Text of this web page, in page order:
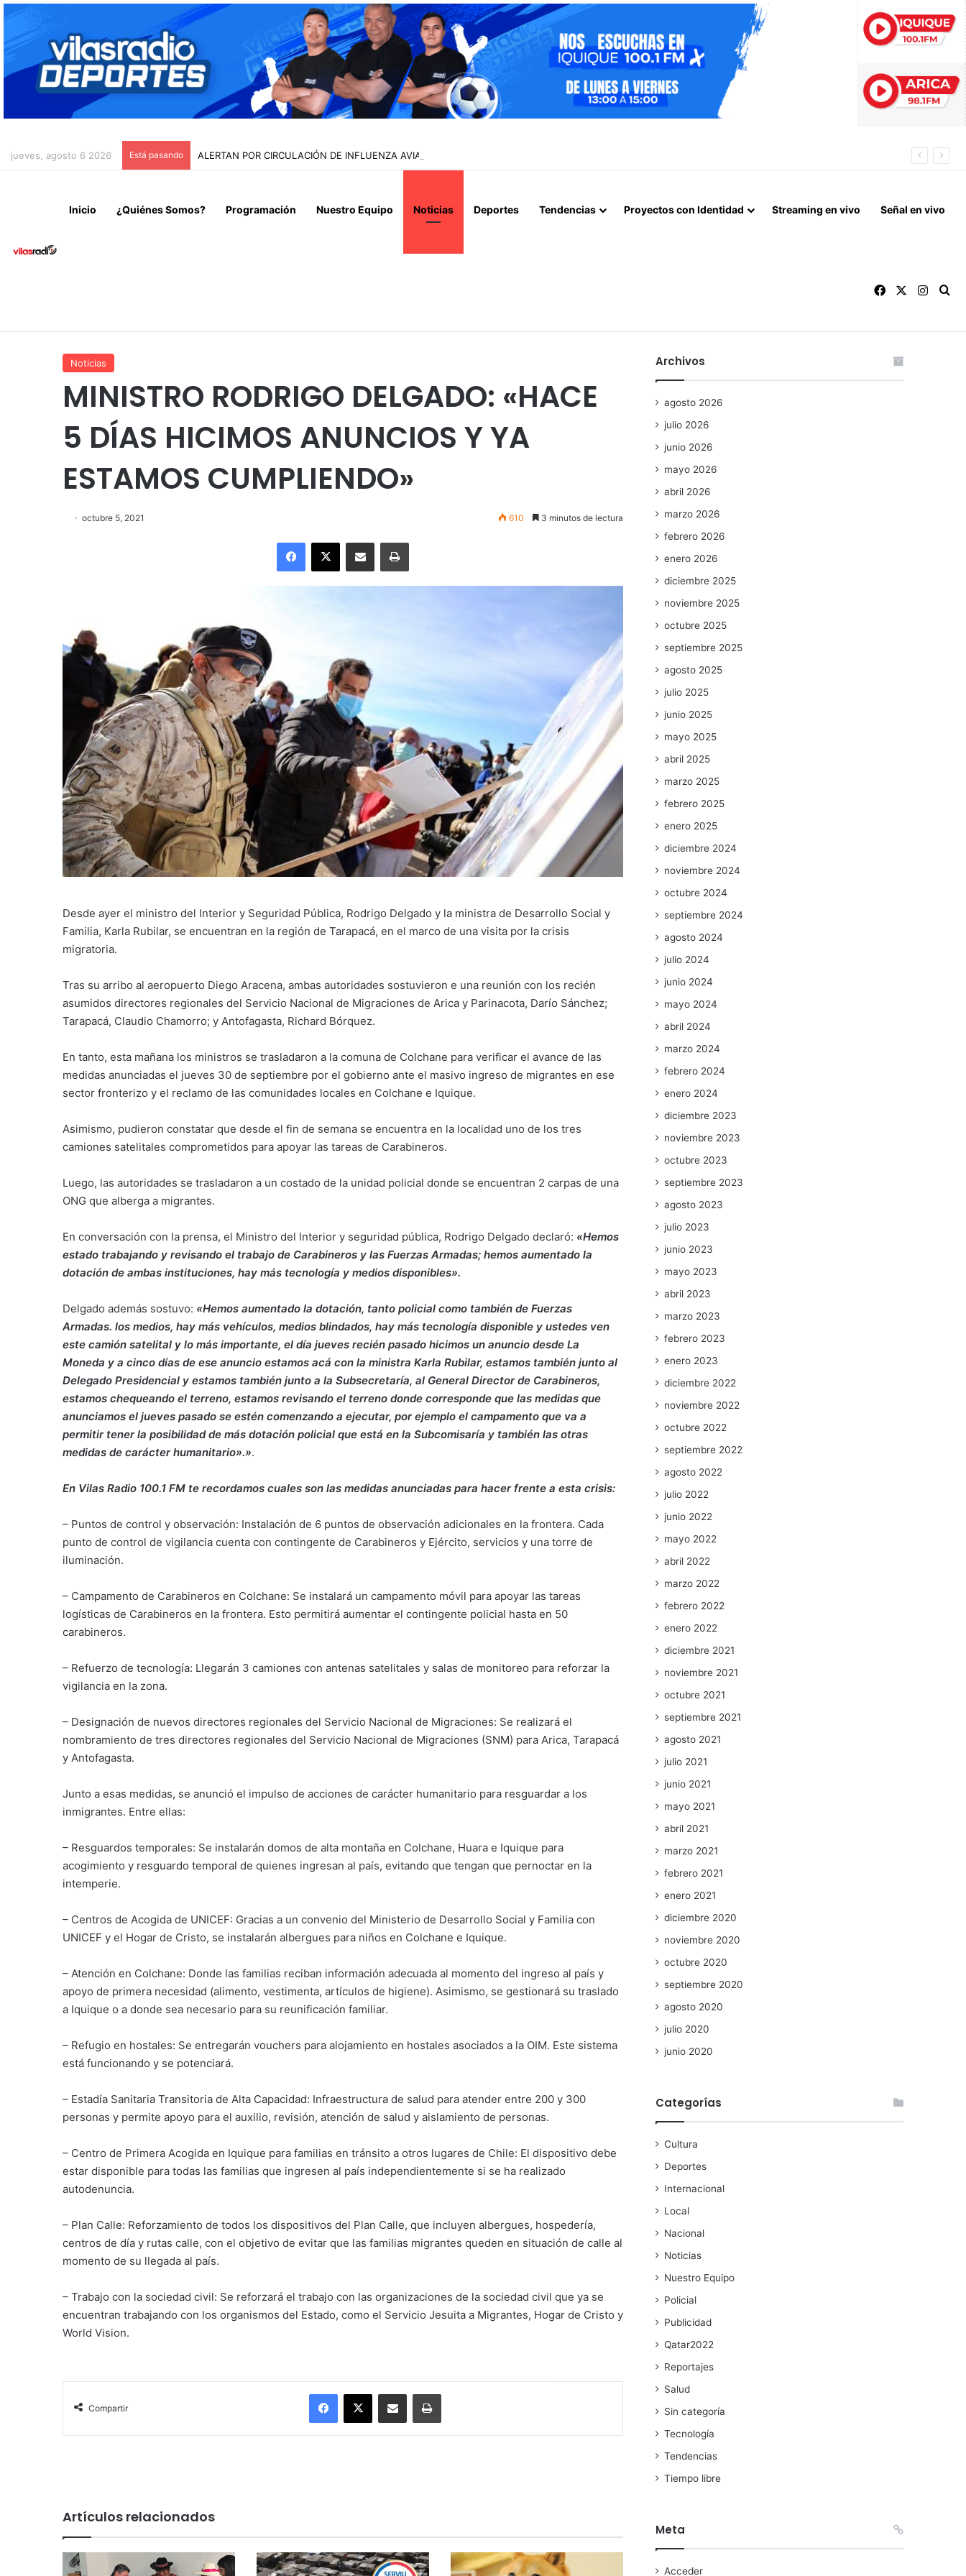
jueves, agosto 6 2026 Está pasando ALERTAN POR CIRCULACIÓN DE INFLUENZA AVIAR TRAS NUEVO HALLAZGO EN IQUIQUE
Inicio ¿Quiénes Somos? Programación Nuestro Equipo Noticias Deportes Tendencias Proyectos con Identidad Streaming en vivo Señal en vivo
Facebook
Noticias
MINISTRO RODRIGO DELGADO: «HACE
5 DÍAS HICIMOS ANUNCIOS Y YA
ESTAMOS CUMPLIENDO»
octubre 5, 2021 610 3 minutos de lectura
Facebook
X Enviar vía email Imprimir
Desde ayer el ministro del Interior y Seguridad Pública, Rodrigo Delgado y la ministra de Desarrollo Social y
Familia, Karla Rubilar, se encuentran en la región de Tarapacá, en el marco de una visita por la crisis
migratoria.
Tras su arribo al aeropuerto Diego Aracena, ambas autoridades sostuvieron e una reunión con los recién
asumidos directores regionales del Servicio Nacional de Migraciones de Arica y Parinacota, Darío Sánchez;
Tarapacá, Claudio Chamorro; y Antofagasta, Richard Bórquez.
En tanto, esta mañana los ministros se trasladaron a la comuna de Colchane para verificar el avance de las
medidas anunciadas el jueves 30 de septiembre por el gobierno ante el masivo ingreso de migrantes en ese
sector fronterizo y el reclamo de las comunidades locales en Colchane e Iquique.
Asimismo, pudieron constatar que desde el fin de semana se encuentra en la localidad uno de los tres
camiones satelitales comprometidos para apoyar las tareas de Carabineros.
Luego, las autoridades se trasladaron a un costado de la unidad policial donde se encuentran 2 carpas de una
ONG que alberga a migrantes.
En conversación con la prensa, el Ministro del Interior y seguridad pública, Rodrigo Delgado declaró: «Hemos
estado trabajando y revisando el trabajo de Carabineros y las Fuerzas Armadas; hemos aumentado la
dotación de ambas instituciones, hay más tecnología y medios disponibles».
Delgado además sostuvo: «Hemos aumentado la dotación, tanto policial como también de Fuerzas
Armadas. los medios, hay más vehículos, medios blindados, hay más tecnología disponible y ustedes ven
este camión satelital y lo más importante, el día jueves recién pasado hicimos un anuncio desde La
Moneda y a cinco días de ese anuncio estamos acá con la ministra Karla Rubilar, estamos también junto al
Delegado Presidencial y estamos también junto a la Subsecretaría, al General Director de Carabineros,
estamos chequeando el terreno, estamos revisando el terreno donde corresponde que las medidas que
anunciamos el jueves pasado se estén comenzando a ejecutar, por ejemplo el campamento que va a
permitir tener la posibilidad de más dotación policial que está en la Subcomisaría y también las otras
medidas de carácter humanitario».».
En Vilas Radio 100.1 FM te recordamos cuales son las medidas anunciadas para hacer frente a esta crisis:
– Puntos de control y observación: Instalación de 6 puntos de observación adicionales en la frontera. Cada
punto de control de vigilancia cuenta con contingente de Carabineros y Ejército, servicios y una torre de
iluminación.
– Campamento de Carabineros en Colchane: Se instalará un campamento móvil para apoyar las tareas
logísticas de Carabineros en la frontera. Esto permitirá aumentar el contingente policial hasta en 50
carabineros.
– Refuerzo de tecnología: Llegarán 3 camiones con antenas satelitales y salas de monitoreo para reforzar la
vigilancia en la zona.
– Designación de nuevos directores regionales del Servicio Nacional de Migraciones: Se realizará el
nombramiento de tres directores regionales del Servicio Nacional de Migraciones (SNM) para Arica, Tarapacá
y Antofagasta.
Junto a esas medidas, se anunció el impulso de acciones de carácter humanitario para resguardar a los
inmigrantes. Entre ellas:
– Resguardos temporales: Se instalarán domos de alta montaña en Colchane, Huara e Iquique para
acogimiento y resguardo temporal de quienes ingresan al país, evitando que tengan que pernoctar en la
intemperie.
– Centros de Acogida de UNICEF: Gracias a un convenio del Ministerio de Desarrollo Social y Familia con
UNICEF y el Hogar de Cristo, se instalarán albergues para niños en Colchane e Iquique.
– Atención en Colchane: Donde las familias reciban información adecuada al momento del ingreso al país y
apoyo de primera necesidad (alimento, vestimenta, artículos de higiene). Asimismo, se gestionará su traslado
a Iquique o a donde sea necesario para su reunificación familiar.
– Refugio en hostales: Se entregarán vouchers para alojamiento en hostales asociados a la OIM. Este sistema
está funcionando y se potenciará.
– Estadía Sanitaria Transitoria de Alta Capacidad: Infraestructura de salud para atender entre 200 y 300
personas y permite apoyo para el auxilio, revisión, atención de salud y aislamiento de personas.
– Centro de Primera Acogida en Iquique para familias en tránsito a otros lugares de Chile: El dispositivo debe
estar disponible para todas las familias que ingresen al país independientemente si se ha realizado
autodenuncia.
– Plan Calle: Reforzamiento de todos los dispositivos del Plan Calle, que incluyen albergues, hospedería,
centros de día y rutas calle, con el objetivo de evitar que las familias migrantes queden en situación de calle al
momento de su llegada al país.
– Trabajo con la sociedad civil: Se reforzará el trabajo con las organizaciones de la sociedad civil que ya se
encuentran trabajando con los organismos del Estado, como el Servicio Jesuita a Migrantes, Hogar de Cristo y
World Vision.
Compartir
Facebook
X Enviar vía email Imprimir
Artículos relacionados
Archivos
agosto 2026
julio 2026
junio 2026
mayo 2026
abril 2026
marzo 2026
febrero 2026
enero 2026
diciembre 2025
noviembre 2025
octubre 2025
septiembre 2025
agosto 2025
julio 2025
junio 2025
mayo 2025
abril 2025
marzo 2025
febrero 2025
enero 2025
diciembre 2024
noviembre 2024
octubre 2024
septiembre 2024
agosto 2024
julio 2024
junio 2024
mayo 2024
abril 2024
marzo 2024
febrero 2024
enero 2024
diciembre 2023
noviembre 2023
octubre 2023
septiembre 2023
agosto 2023
julio 2023
junio 2023
mayo 2023
abril 2023
marzo 2023
febrero 2023
enero 2023
diciembre 2022
noviembre 2022
octubre 2022
septiembre 2022
agosto 2022
julio 2022
junio 2022
mayo 2022
abril 2022
marzo 2022
febrero 2022
enero 2022
diciembre 2021
noviembre 2021
octubre 2021
septiembre 2021
agosto 2021
julio 2021
junio 2021
mayo 2021
abril 2021
marzo 2021
febrero 2021
enero 2021
diciembre 2020
noviembre 2020
octubre 2020
septiembre 2020
agosto 2020
julio 2020
junio 2020
Categorías
Cultura
Deportes
Internacional
Local
Nacional
Noticias
Nuestro Equipo
Policial
Publicidad
Qatar2022
Reportajes
Salud
Sin categoría
Tecnología
Tendencias
Tiempo libre
Meta
Acceder